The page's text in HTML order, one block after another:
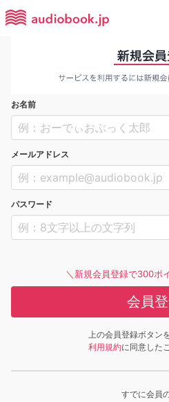
お名前
メールアドレス
パスワード
＼新規会員登録で300ポ
会員
上の会員登録ボタン
利用規約に同意した
すでに会員